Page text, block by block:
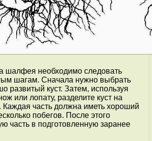
шалфея необходимо следовать
шагам. Сначала нужно выбрать
развитый куст. Затем, используя
или лопату, разделите куст на
Каждая часть должна иметь хороший
побегов. После этого
часть в подготовленную заранее